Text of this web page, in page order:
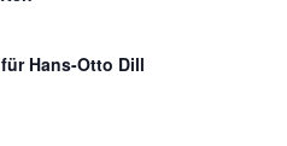
Hans-Otto Dill